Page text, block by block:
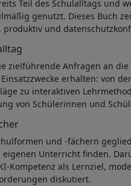
Teil des Schulalltags und
genutzt. Dieses Buch
und
zielführende Anfragen an
erhalten: von
zu interaktiven
von Schülerinnen und
und -fächern
Unterricht finden.
Kompetenz als Lernziel,
diskutiert.